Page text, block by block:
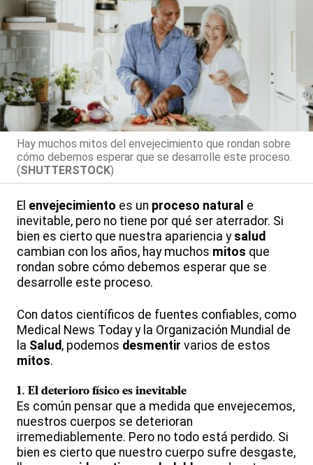
Hay muchos mitos del envejecimiento que rondan sobre
cómo debemos esperar que se desarrolle este proceso.
(SHUTTERSTOCK)
El envejecimiento es un proceso natural e
inevitable, pero no tiene por qué ser aterrador. Si
bien es cierto que nuestra apariencia y salud
cambian con los años, hay muchos mitos que
rondan sobre cómo debemos esperar que se
desarrolle este proceso.
Con datos científicos de fuentes confiables, como
Medical News Today y la Organización Mundial de
la Salud, podemos desmentir varios de estos
mitos.
1. El deterioro físico es inevitable
Es común pensar que a medida que envejecemos,
nuestros cuerpos se deterioran
irremediablemente. Pero no todo está perdido. Si
bien es cierto que nuestro cuerpo sufre desgaste,